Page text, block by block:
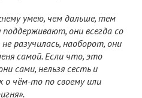
умею, чем дальше, тем
они всегда со
разучилась, наоборот, они
самой. Если что, это
сами, нельзя сесть и
о чём-то по своему или